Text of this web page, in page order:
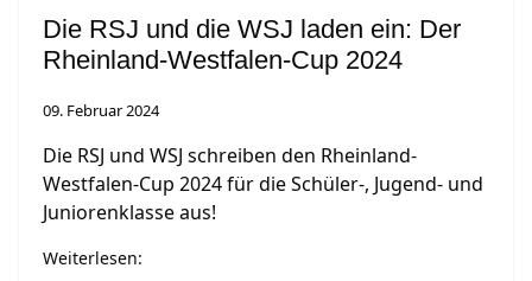
Die RSJ und die WSJ laden ein: Der
Rheinland-Westfalen-Cup 2024
09. Februar 2024
Die RSJ und WSJ schreiben den Rheinland-
Westfalen-Cup 2024 für die Schüler-, Jugend- und
Juniorenklasse aus!
Weiterlesen: